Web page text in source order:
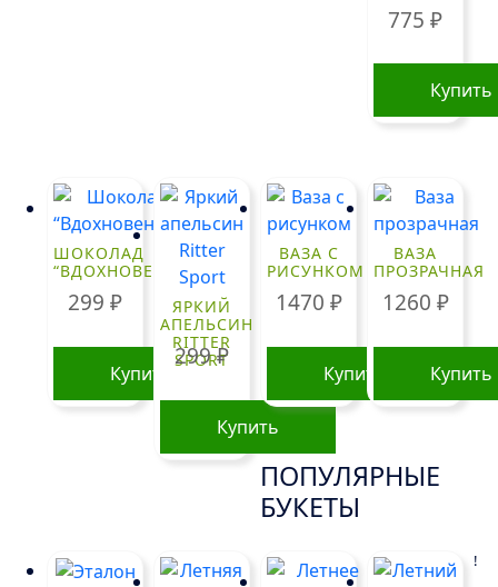
775₽
Купить
ШОКОЛАД
“ВДОХНОВЕНИЕ”
299₽
Купить
ЯРКИЙ
АПЕЛЬСИН
RITTER
SPORT
299₽
Купить
ВАЗА С
РИСУНКОМ
1470 ₽
Купить
ВАЗА
ПРОЗРАЧНАЯ
1260 ₽
Купить
ПОПУЛЯРНЫЕ
БУКЕТЫ
!